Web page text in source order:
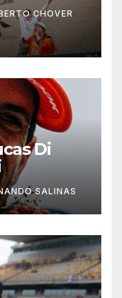
CHOVER
Di
SALINAS